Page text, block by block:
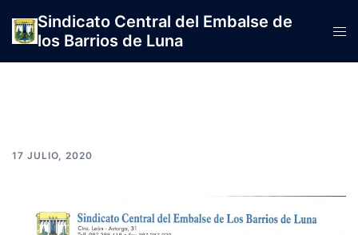
contenido
Sindicato Central del Embalse de
los Barrios de Luna
17 JULIO, 2020